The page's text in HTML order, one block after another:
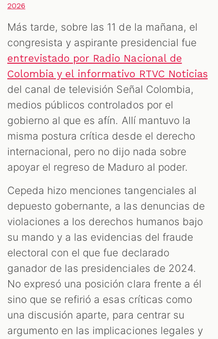
2026
Más tarde, sobre las 11 de la mañana, el
congresista y aspirante presidencial fue
entrevistado por Radio Nacional de
Colombia y el informativo RTVC Noticias
del canal de televisión Señal Colombia,
medios públicos controlados por el
gobierno al que es afín. Allí mantuvo la
misma postura crítica desde el derecho
internacional, pero no dijo nada sobre
apoyar el regreso de Maduro al poder.
Cepeda hizo menciones tangenciales al
depuesto gobernante, a las denuncias de
violaciones a los derechos humanos bajo
su mando y a las evidencias del fraude
electoral con el que fue declarado
ganador de las presidenciales de 2024.
No expresó una posición clara frente a él
sino que se refirió a esas críticas como
una discusión aparte, para centrar su
argumento en las implicaciones legales y